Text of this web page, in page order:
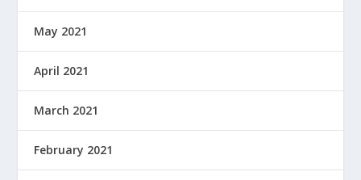
May 2021
April 2021
March 2021
February 2021